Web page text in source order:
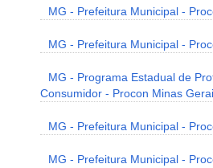
MG - Prefeitura Municipal -
MG - Prefeitura Municipal -
MG - Programa Estadual de
Consumidor - Procon Minas
MG - Prefeitura Municipal -
MG - Prefeitura Municipal -